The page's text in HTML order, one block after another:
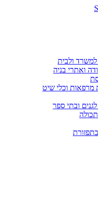
ולבית
ואתרי בניה
מרפאות וכלי שיט
ובתי ספר